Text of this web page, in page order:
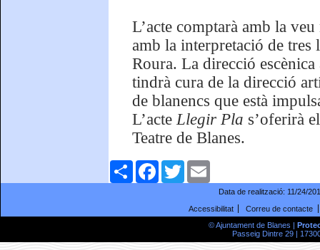
L’acte comptarà amb la
amb la interpretació de
Roura. La direcció
tindrà cura de la direcció
de blanencs que està
L’acteLlegir Pla s’oferirà
Teatre de Blanes.
ComparteixFacebookTwitter
Data de realització: 11/24/
Accessibilitat
Correu de contacte
© Ajuntament de Blanes |
Passeig Dintre 29 |